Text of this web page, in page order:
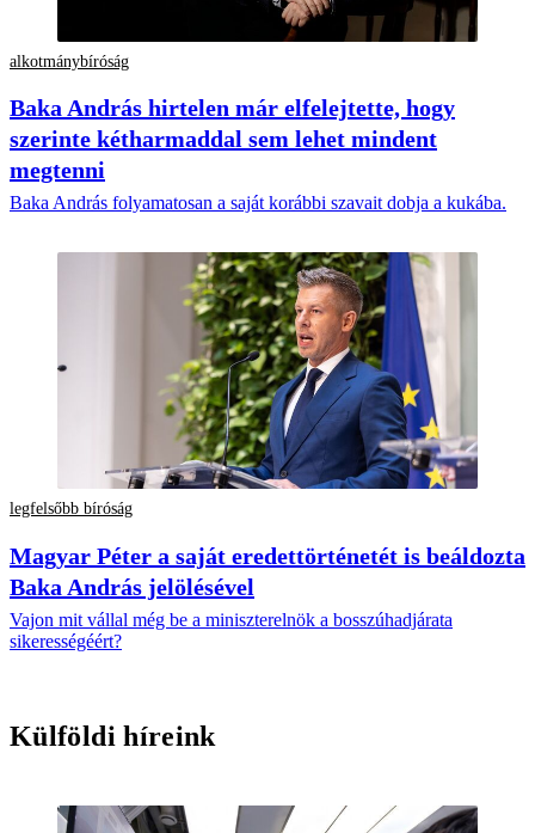
alkotmánybíróság
Baka András hirtelen már elfelejtette, hogy
szerinte kétharmaddal sem lehet mindent
megtenni
Baka András folyamatosan a saját korábbi szavait dobja a kukába.
legfelsőbb bíróság
Magyar Péter a saját eredettörténetét is beáldozta
Baka András jelölésével
Vajon mit vállal még be a miniszterelnök a bosszúhadjárata
sikerességéért?
Külföldi híreink